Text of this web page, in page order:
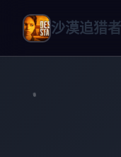
沙漠追猎